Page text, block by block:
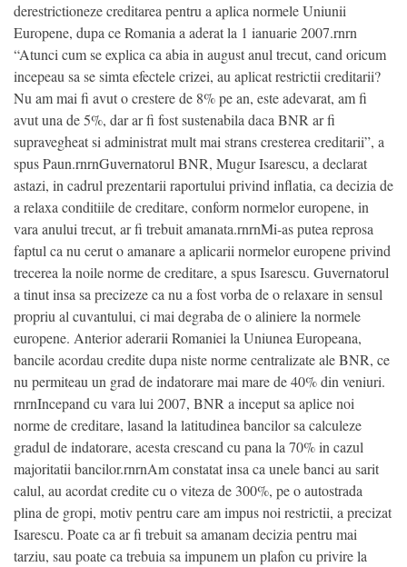
derestrictioneze creditarea pentru a aplica normele Uniunii
Europene, dupa ce Romania a aderat la 1 ianuarie 2007.rnrn
“Atunci cum se explica ca abia in august anul trecut, cand oricum
incepeau sa se simta efectele crizei, au aplicat restrictii creditarii?
Nu am mai fi avut o crestere de 8% pe an, este adevarat, am fi
avut una de 5%, dar ar fi fost sustenabila daca BNR ar fi
supravegheat si administrat mult mai strans cresterea creditarii”, a
spus Paun.rnrnGuvernatorul BNR, Mugur Isarescu, a declarat
astazi, in cadrul prezentarii raportului privind inflatia, ca decizia de
a relaxa conditiile de creditare, conform normelor europene, in
vara anului trecut, ar fi trebuit amanata.rnrnMi-as putea reprosa
faptul ca nu cerut o amanare a aplicarii normelor europene privind
trecerea la noile norme de creditare, a spus Isarescu. Guvernatorul
a tinut insa sa precizeze ca nu a fost vorba de o relaxare in sensul
propriu al cuvantului, ci mai degraba de o aliniere la normele
europene. Anterior aderarii Romaniei la Uniunea Europeana,
bancile acordau credite dupa niste norme centralizate ale BNR, ce
nu permiteau un grad de indatorare mai mare de 40% din veniuri.
rnrnIncepand cu vara lui 2007, BNR a inceput sa aplice noi
norme de creditare, lasand la latitudinea bancilor sa calculeze
gradul de indatorare, acesta crescand cu pana la 70% in cazul
majoritatii bancilor.rnrnAm constatat insa ca unele banci au sarit
calul, au acordat credite cu o viteza de 300%, pe o autostrada
plina de gropi, motiv pentru care am impus noi restrictii, a precizat
Isarescu. Poate ca ar fi trebuit sa amanam decizia pentru mai
tarziu, sau poate ca trebuia sa impunem un plafon cu privire la